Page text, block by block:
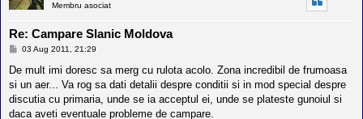
Membru asociat
Re: Campare Slanic Moldova
M
s
03 Aug 2011, 21:29
De mult imi doresc sa merg cu rulota acolo. Zona incredibil de frumoasa
si un aer... Va rog sa dati detalii despre conditii si in mod special despre
discutia cu primaria, unde se ia acceptul ei, unde se plateste gunoiul si
daca aveti eventuale probleme de campare.